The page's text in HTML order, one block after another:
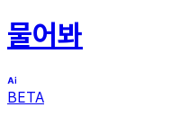
물어봐
BETA